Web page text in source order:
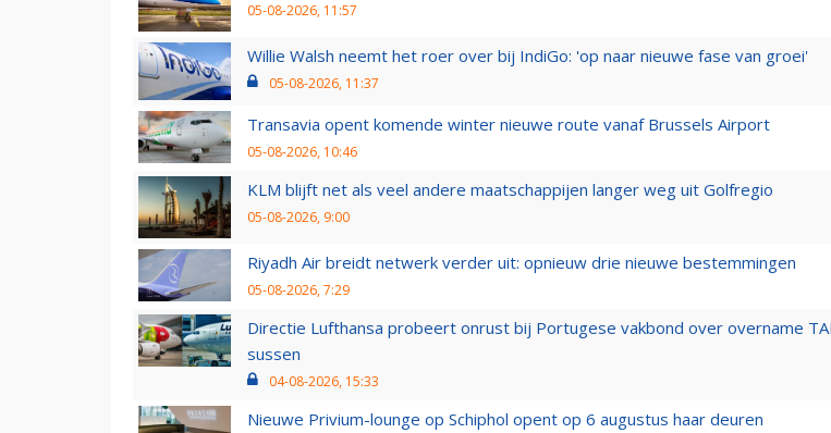
05-08-2026, 11:57
Willie Walsh neemt het roer over bij IndiGo: 'op naar nieuwe fase van groei'
05-08-2026, 11:37
Transavia opent komende winter nieuwe route vanaf Brussels Airport
05-08-2026, 10:46
KLM blijft net als veel andere maatschappijen langer weg uit Golfregio
05-08-2026, 9:00
Riyadh Air breidt netwerk verder uit: opnieuw drie nieuwe bestemmingen
05-08-2026, 7:29
Directie Lufthansa probeert onrust bij Portugese vakbond over overname
sussen
04-08-2026, 15:33
Nieuwe Privium-lounge op Schiphol opent op 6 augustus haar deuren